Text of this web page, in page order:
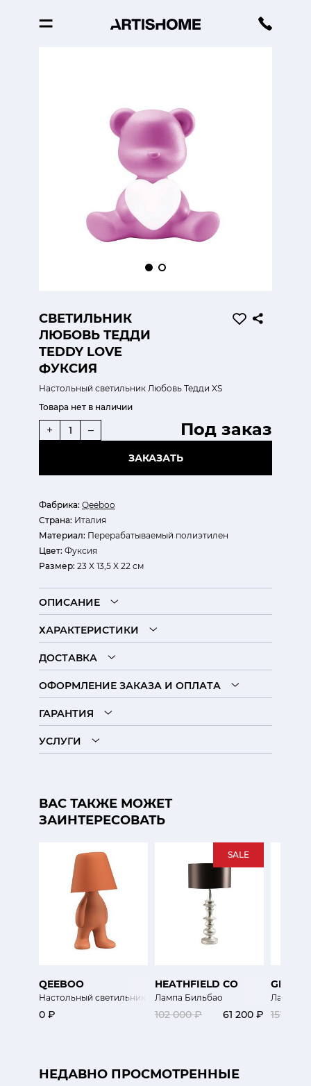
СВЕТИЛЬНИК
ЛЮБОВЬ ТЕДДИ
TEDDY LOVE
ФУКСИЯ
Настольный светильник Любовь Тедди XS
Фабрика: Qeeboo
Страна: Италия
Материал: Перерабатываемый полиэтилен
Цвет: Фуксия
Размер: 23 X 13,5 X 22 см
Товара нет в наличии
Под заказ
+ –
ЗАКАЗАТЬ
ОПИСАНИЕ
ХАРАКТЕРИСТИКИ
ДОСТАВКА
ОФОРМЛЕНИЕ ЗАКАЗА И ОПЛАТА
ГАРАНТИЯ
УСЛУГИ
ВАС ТАКЖЕ МОЖЕТ
ЗАИНТЕРЕСОВАТЬ
QEEBOO
Настольный светильник Том (Милые братья)
0 ₽
SALE
HEATHFIELD CO
Лампа Бильбао
102 000 ₽ 61 200 ₽
Лампа
157 500
НЕДАВНО ПРОСМОТРЕННЫЕ